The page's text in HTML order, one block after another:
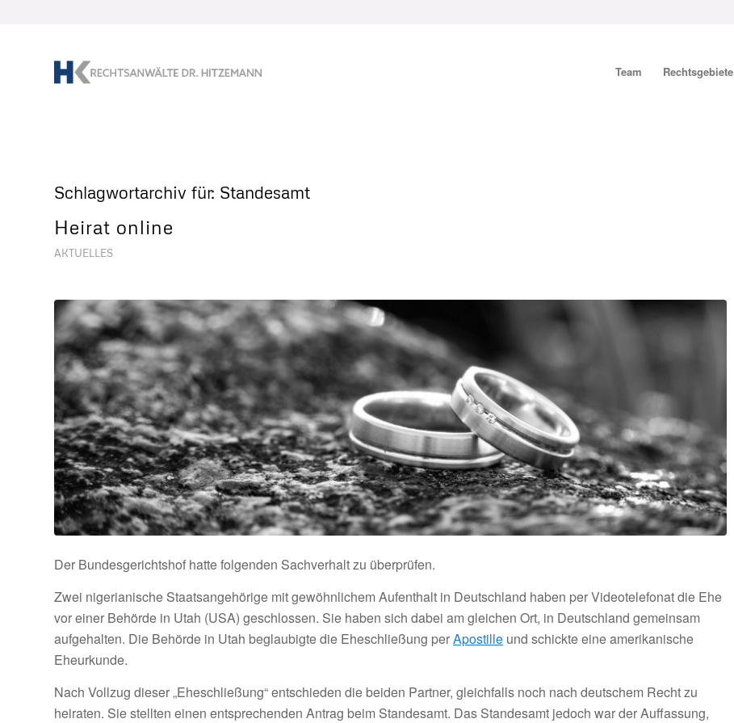
Team Rechtsgebiete
Schlagwortarchiv für: Standesamt
Heirat online
AKTUELLES
Der Bundesgerichtshof hatte folgenden Sachverhalt zu überprüfen.
Zwei nigerianische Staatsangehörige mit gewöhnlichem Aufenthalt in Deutschland haben per Videotelefonat die Ehe
vor einer Behörde in Utah (USA) geschlossen. Sie haben sich dabei am gleichen Ort, in Deutschland gemeinsam
aufgehalten. Die Behörde in Utah beglaubigte die Eheschließung perApostille und schickte eine amerikanische
Eheurkunde.
Nach Vollzug dieser „Eheschließung“ entschieden die beiden Partner, gleichfalls noch nach deutschem Recht zu
heiraten. Sie stellten einen entsprechenden Antrag beim Standesamt. Das Standesamt jedoch war der Auffassung,